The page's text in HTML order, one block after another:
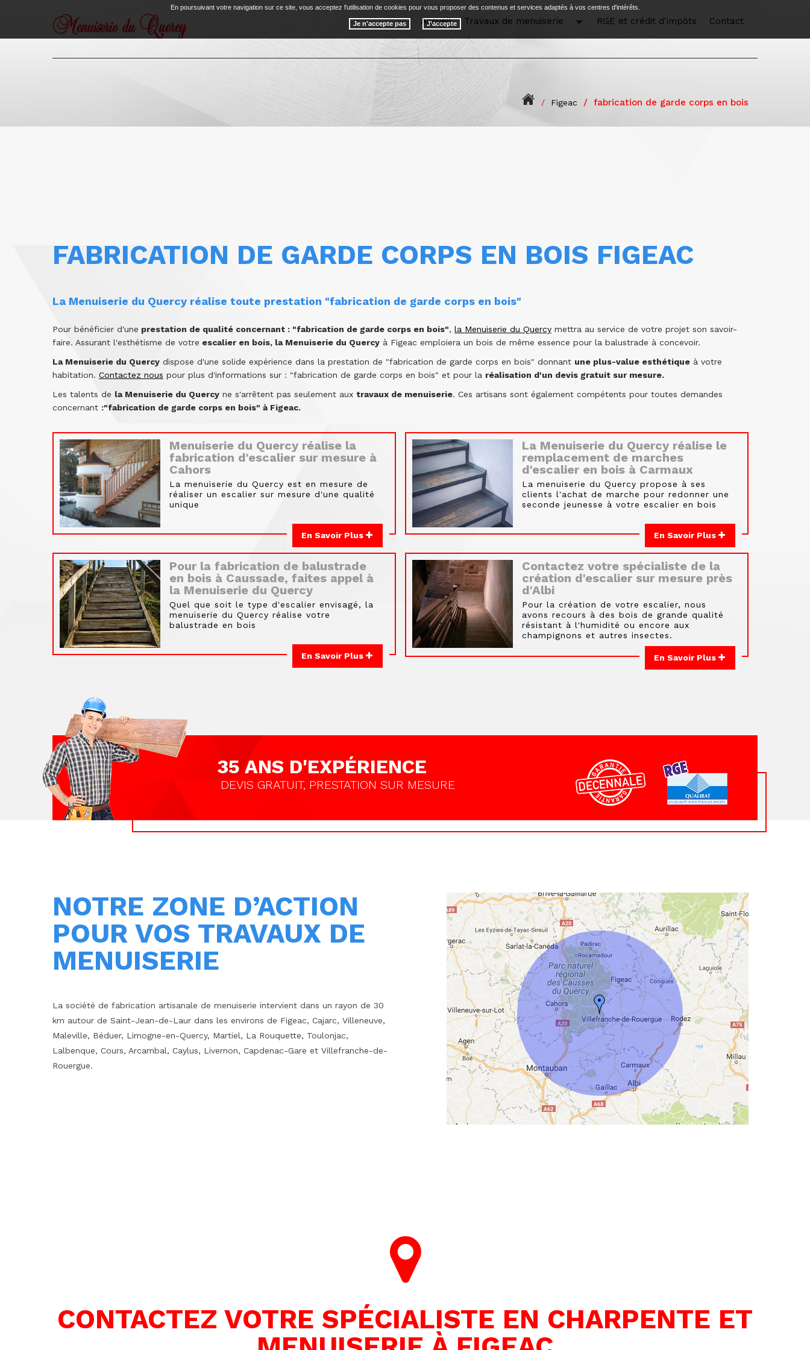
Accueil Travaux de menuiserie RGE et crédit d'impôts Contact
Figeac fabrication de garde corps en bois
FABRICATION DE GARDE CORPS EN BOIS FIGEAC
La Menuiserie du Quercy réalise toute prestation "fabrication de garde corps en bois"
Pour bénéficier d'une prestation de qualité concernant : "fabrication de garde corps en bois", la Menuiserie du Quercy mettra au service de votre projet son savoir-
faire. Assurant l'esthétisme de votre escalier en bois, la Menuiserie du Quercy à Figeac emploiera un bois de même essence pour la balustrade à concevoir.
La Menuiserie du Quercy dispose d'une solide expérience dans la prestation de "fabrication de garde corps en bois" donnant une plus-value esthétique à votre
habitation. Contactez nous pour plus d'informations sur : "fabrication de garde corps en bois" et pour la réalisation d'un devis gratuit sur mesure.
Les talents de la Menuiserie du Quercy ne s'arrêtent pas seulement aux travaux de menuiserie. Ces artisans sont également compétents pour toutes demandes
concernant :"fabrication de garde corps en bois" à Figeac.
Menuiserie du Quercy réalise la
fabrication d'escalier sur mesure à
Cahors
La menuiserie du Quercy est en mesure de
réaliser un escalier sur mesure d'une qualité
unique
En Savoir Plus
La Menuiserie du Quercy réalise le
remplacement de marches
d'escalier en bois à Carmaux
La menuiserie du Quercy propose à ses
clients l'achat de marche pour redonner une
seconde jeunesse à votre escalier en bois
En Savoir Plus
Pour la fabrication de balustrade
en bois à Caussade, faites appel à
la Menuiserie du Quercy
Quel que soit le type d'escalier envisagé, la
menuiserie du Quercy réalise votre
balustrade en bois
En Savoir Plus
Contactez votre spécialiste de la
création d'escalier sur mesure près
d'Albi
Pour la création de votre escalier, nous
avons recours à des bois de grande qualité
résistant à l'humidité ou encore aux
champignons et autres insectes.
En Savoir Plus
35 ANS D'EXPÉRIENCE
DEVIS GRATUIT, PRESTATION SUR MESURE
NOTRE ZONE D’ACTION
POUR VOS TRAVAUX DE
MENUISERIE
La société de fabrication artisanale de menuiserie intervient dans un rayon de 30
km autour de Saint-Jean-de-Laur dans les environs de Figeac, Cajarc, Villeneuve,
Maleville, Béduer, Limogne-en-Quercy, Martiel, La Rouquette, Toulonjac,
Lalbenque, Cours, Arcambal, Caylus, Livernon, Capdenac-Gare et Villefranche-de-
Rouergue.
CONTACTEZ VOTRE SPÉCIALISTE EN CHARPENTE ET
En poursuivant votre navigation sur ce site, vous acceptez l'utilisation de cookies pour vous proposer des contenus et services adaptés à vos centres d'intérêts.
Je n'accepte pas